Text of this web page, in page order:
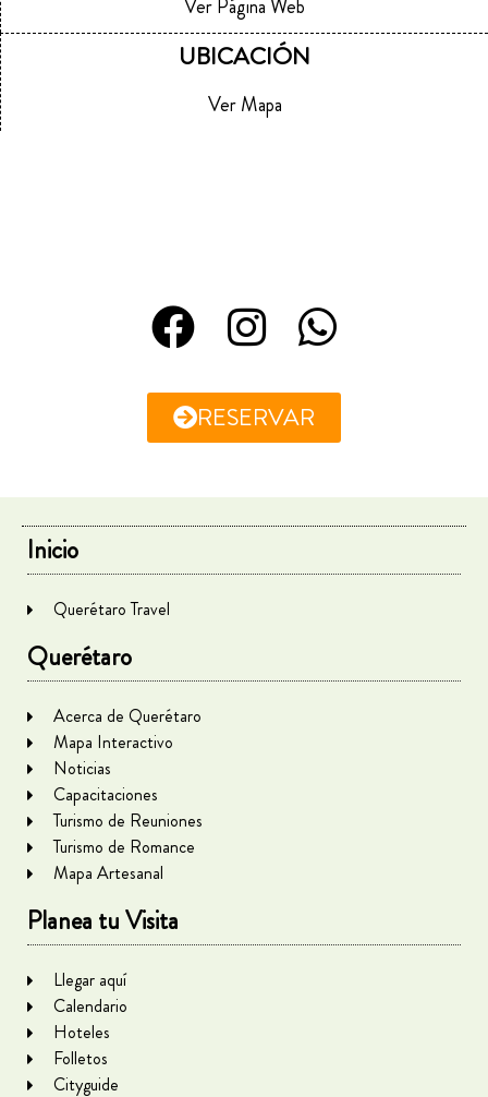
Ver Página Web
UBICACIÓN
Ver Mapa
RESERVAR
Inicio
Querétaro Travel
Querétaro
Acerca de Querétaro
Mapa Interactivo
Noticias
Capacitaciones
Turismo de Reuniones
Turismo de Romance
Mapa Artesanal
Planea tu Visita
Llegar aquí
Calendario
Hoteles
Folletos
Cityguide